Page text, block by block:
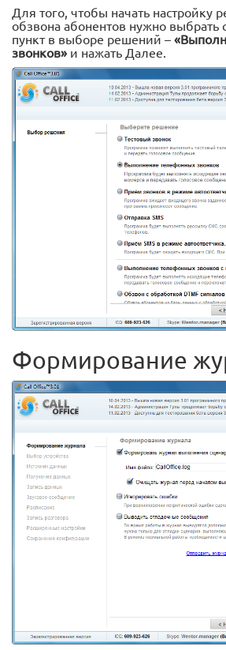
Для того, чтобы начать настройку
обзвона абонентов нужно выбрать
пункт в выборе решений –
звонков» и нажать Далее.
Формирование